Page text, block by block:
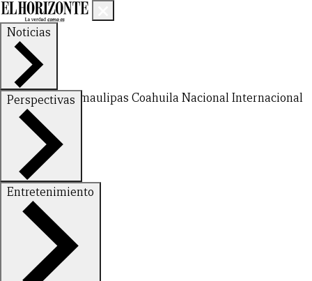
Noticias
Nuevo LeónTamaulipas Coahuila NacionalInternacional
Perspectivas
FinanzasOpinión
Entretenimiento